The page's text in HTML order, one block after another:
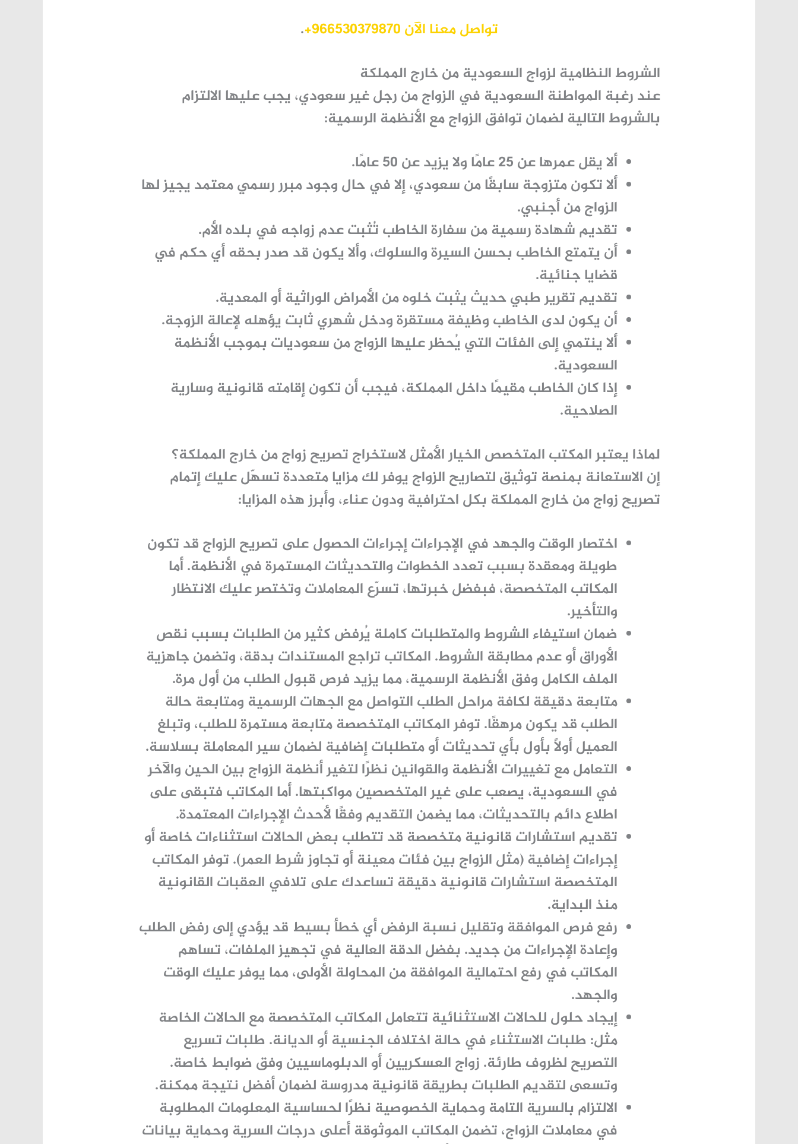
تواصل معنا الآن 966530379870+
.
الشروط النظامية لزواج السعودية من خارج المملكة
عند رغبة المواطنة السعودية في الزواج من رجل غير سعودي، يجب عليها الالتزام
بالشروط التالية لضمان توافق الزواج مع الأنظمة الرسمية:
ألا يقل عمرها عن 25 عامًا ولا يزيد عن 50 عامًا.
ألا تكون متزوجة سابقًا من سعودي، إلا في حال وجود مبرر رسمي معتمد يجيز لها
الزواج من أجنبي.
تقديم شهادة رسمية من سفارة الخاطب تُثبت عدم زواجه في بلده الأم.
أن يتمتع الخاطب بحسن السيرة والسلوك، وألا يكون قد صدر بحقه أي حكم في
قضايا جنائية.
تقديم تقرير طبي حديث يثبت خلوه من الأمراض الوراثية أو المعدية.
أن يكون لدى الخاطب وظيفة مستقرة ودخل شهري ثابت يؤهله لإعالة الزوجة.
ألا ينتمي إلى الفئات التي يُحظر عليها الزواج من سعوديات بموجب الأنظمة
السعودية.
إذا كان الخاطب مقيمًا داخل المملكة، فيجب أن تكون إقامته قانونية وسارية
الصلاحية.
لماذا يعتبر المكتب المتخصص الخيار الأمثل لاستخراج تصريح زواج من خارج المملكة​؟
إن الاستعانة بمنصة توثيق لتصاريح الزواج يوفر لك مزايا متعددة تسهّل عليك إتمام
تصريح زواج من خارج المملكة​ بكل احترافية ودون عناء، وأبرز هذه المزايا:
اختصار الوقت والجهد في الإجراءات إجراءات الحصول على تصريح الزواج قد تكون
طويلة ومعقدة بسبب تعدد الخطوات والتحديثات المستمرة في الأنظمة. أما
المكاتب المتخصصة، فبفضل خبرتها، تسرّع المعاملات وتختصر عليك الانتظار
والتأخير.
ضمان استيفاء الشروط والمتطلبات كاملة يُرفض كثير من الطلبات بسبب نقص
الأوراق أو عدم مطابقة الشروط. المكاتب تراجع المستندات بدقة، وتضمن جاهزية
الملف الكامل وفق الأنظمة الرسمية، مما يزيد فرص قبول الطلب من أول مرة.
متابعة دقيقة لكافة مراحل الطلب التواصل مع الجهات الرسمية ومتابعة حالة
الطلب قد يكون مرهقًا. توفر المكاتب المتخصصة متابعة مستمرة للطلب، وتبلغ
العميل أولًا بأول بأي تحديثات أو متطلبات إضافية لضمان سير المعاملة بسلاسة.
التعامل مع تغييرات الأنظمة والقوانين نظرًا لتغير أنظمة الزواج بين الحين والآخر
في السعودية، يصعب على غير المتخصصين مواكبتها. أما المكاتب فتبقى على
اطلاع دائم بالتحديثات، مما يضمن التقديم وفقًا لأحدث الإجراءات المعتمدة.
تقديم استشارات قانونية متخصصة قد تتطلب بعض الحالات استثناءات خاصة أو
إجراءات إضافية (مثل الزواج بين فئات معينة أو تجاوز شرط العمر). توفر المكاتب
المتخصصة استشارات قانونية دقيقة تساعدك على تلافي العقبات القانونية
منذ البداية.
رفع فرص الموافقة وتقليل نسبة الرفض أي خطأ بسيط قد يؤدي إلى رفض الطلب
وإعادة الإجراءات من جديد. بفضل الدقة العالية في تجهيز الملفات، تساهم
المكاتب في رفع احتمالية الموافقة من المحاولة الأولى، مما يوفر عليك الوقت
والجهد.
إيجاد حلول للحالات الاستثنائية تتعامل المكاتب المتخصصة مع الحالات الخاصة
مثل: طلبات الاستثناء في حالة اختلاف الجنسية أو الديانة. طلبات تسريع
التصريح لظروف طارئة. زواج العسكريين أو الدبلوماسيين وفق ضوابط خاصة.
وتسعى لتقديم الطلبات بطريقة قانونية مدروسة لضمان أفضل نتيجة ممكنة.
الالتزام بالسرية التامة وحماية الخصوصية نظرًا لحساسية المعلومات المطلوبة
في معاملات الزواج، تضمن المكاتب الموثوقة أعلى درجات السرية وحماية بيانات